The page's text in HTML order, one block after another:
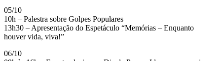
05/10
10h – Palestra sobre Golpes Populares
13h30 – Apresentação do Espetáculo “Memórias – Enquanto
houver vida, viva!”
06/10